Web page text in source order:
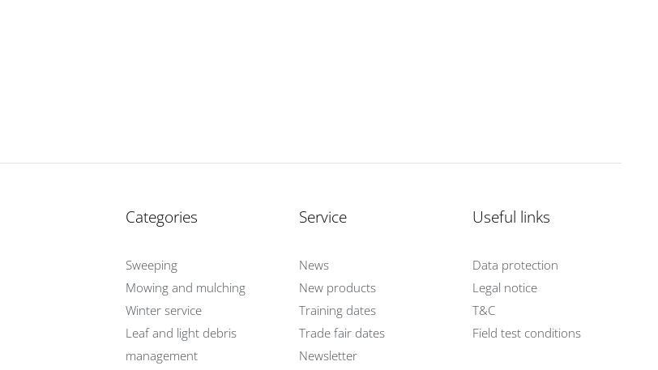
Categories
Sweeping
Mowing and mulching
Winter service
Leaf and light debris
management
Service
News
New products
Training dates
Trade fair dates
Newsletter
Useful links
Data protection
Legal notice
T&C
Field test conditions